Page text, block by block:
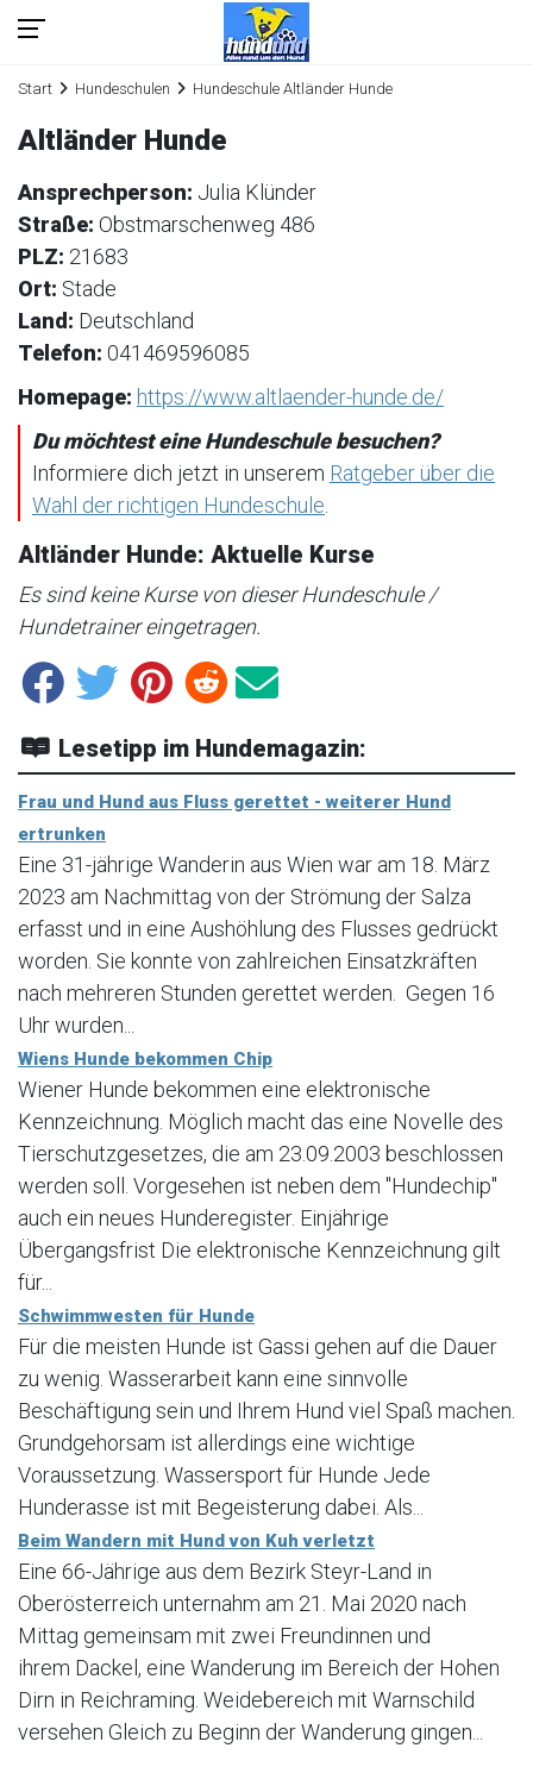
Start Hundeschulen Hundeschule Altländer Hunde
Altländer Hunde
Ansprechperson: Julia Klünder
Straße: Obstmarschenweg 486
PLZ: 21683
Ort: Stade
Land: Deutschland
Telefon: 041469596085
Homepage: https://www.altlaender-hunde.de/
Du möchtest eine Hundeschule besuchen?
Informiere dich jetzt in unserem Ratgeber über die
Wahl der richtigen Hundeschule
Altländer Hunde: Aktuelle Kurse
Es sind keine Kurse von dieser Hundeschule /
Hundetrainer eingetragen.
Lesetipp im Hundemagazin:
Frau und Hund aus Fluss gerettet - weiterer Hund
ertrunken
Eine 31-jährige Wanderin aus Wien war am 18. März
2023 am Nachmittag von der Strömung der Salza
erfasst und in eine Aushöhlung des Flusses gedrückt
worden. Sie konnte von zahlreichen Einsatzkräften
nach mehreren Stunden gerettet werden. Gegen 16
Uhr wurden...
Wiens Hunde bekommen Chip
Wiener Hunde bekommen eine elektronische
Kennzeichnung. Möglich macht das eine Novelle des
Tierschutzgesetzes, die am 23.09.2003 beschlossen
werden soll. Vorgesehen ist neben dem "Hundechip"
auch ein neues Hunderegister. Einjährige
Übergangsfrist Die elektronische Kennzeichnung gilt
für...
Schwimmwesten für Hunde
Für die meisten Hunde ist Gassi gehen auf die Dauer
zu wenig. Wasserarbeit kann eine sinnvolle
Beschäftigung sein und Ihrem Hund viel Spaß machen.
Grundgehorsam ist allerdings eine wichtige
Voraussetzung. Wassersport für Hunde Jede
Hunderasse ist mit Begeisterung dabei. Als...
Beim Wandern mit Hund von Kuh verletzt
Eine 66-Jährige aus dem Bezirk Steyr-Land in
Oberösterreich unternahm am 21. Mai 2020 nach
Mittag gemeinsam mit zwei Freundinnen und
ihrem Dackel, eine Wanderung im Bereich der Hohen
Dirn in Reichraming. Weidebereich mit Warnschild
versehen Gleich zu Beginn der Wanderung gingen...